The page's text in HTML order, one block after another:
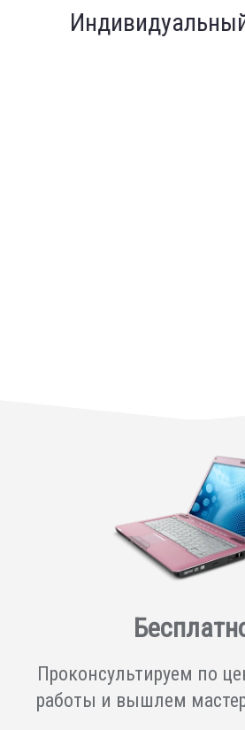
Проконсультируем по
работы и вышлем